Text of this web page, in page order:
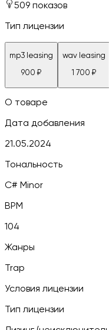
509 показов
Тип лицензии
mp3 leasing
900 ₽
wav leasing
1 700 ₽
О товаре
Дата добавления
21.05.2024
Тональность
C# Minor
BPM
104
Жанры
Trap
Условия лицензии
Тип лицензии